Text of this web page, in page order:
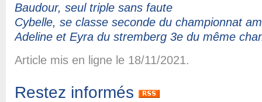
Baudour, seul triple sans faute
Cybelle, se classe seconde du championnat
Adeline et Eyra du stremberg 3e du même
Article mis en ligne le 18/11/2021.
Restez informés